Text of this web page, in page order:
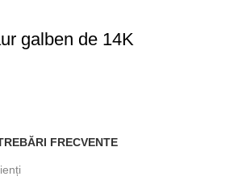
galben de 14K
FRECVENTE